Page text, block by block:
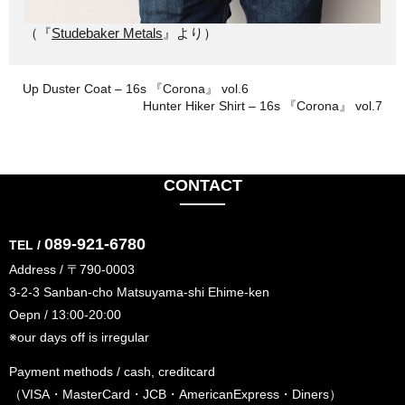
（『Studebaker Metals 』より）
Up Duster Coat – 16s 『Corona』 vol.6
Hunter Hiker Shirt – 16s 『Corona』 vol.7
CONTACT
TEL / 089-921-6780
Address / 〒790-0003
3-2-3 Sanban-cho Matsuyama-shi Ehime-ken
Oepn / 13:00-20:00
※our days off is irregular
Payment methods / cash, creditcard
（VISA・MasterCard・JCB・AmericanExpress・Diners）